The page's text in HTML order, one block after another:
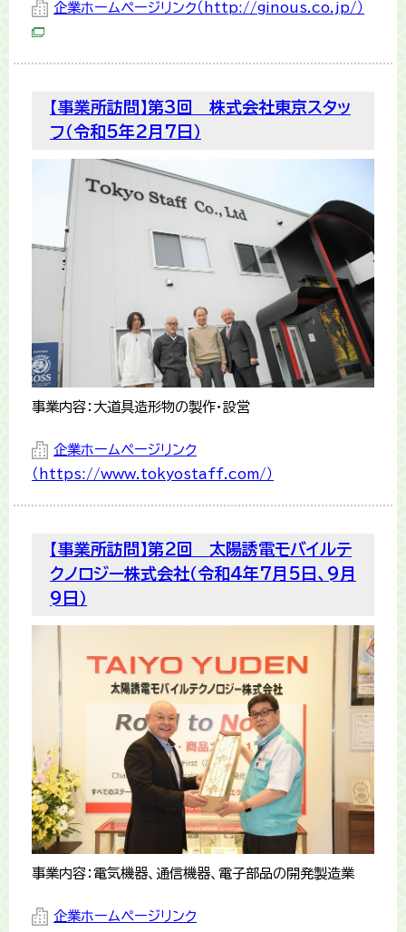
企業ホームページリンク（http://ginous.co.jp/）
【事業所訪問】第3回 株式会社東京スタッ
フ（令和5年2月7日）
事業内容：大道具造形物の製作・設営
企業ホームページリンク
（https://www.tokyostaff.com/）
【事業所訪問】第2回 太陽誘電モバイルテ
クノロジー株式会社（令和4年7月5日、9月
9日）
事業内容：電気機器、通信機器、電子部品の開発製造業
企業ホームページリンク